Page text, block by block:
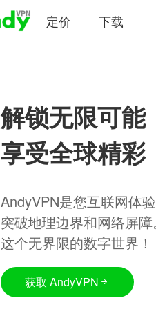
定价 下载
解锁无限可能
享受全球精彩
AndyVPN是您互联网体
突破地理边界和网络屏
这个无界限的数字世界！
获取 AndyVPN